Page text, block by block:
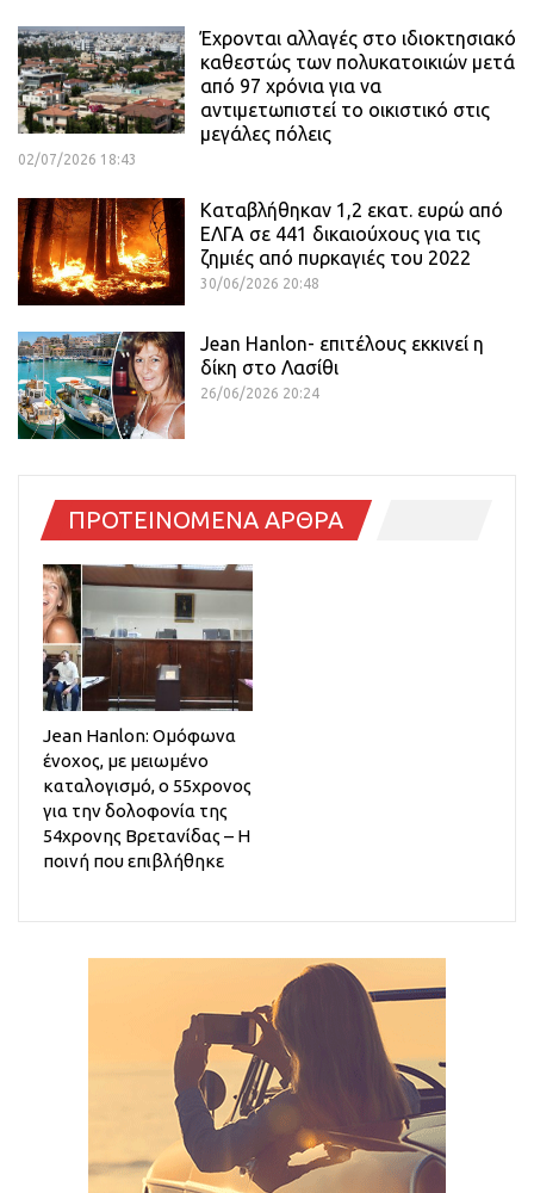
Έχρονται αλλαγές στο ιδιοκτησιακό
καθεστώς των πολυκατοικιών μετά
από 97 χρόνια για να
αντιμετωπιστεί το οικιστικό στις
μεγάλες πόλεις
02/07/2026 18:43
Καταβλήθηκαν 1,2 εκατ. ευρώ από
ΕΛΓΑ σε 441 δικαιούχους για τις
ζημιές από πυρκαγιές του 2022
30/06/2026 20:48
Jean Hanlon- επιτέλους εκκινεί η
δίκη στο Λασίθι
26/06/2026 20:24
ΠΡΟΤΕΙΝΟΜΕΝΑ ΑΡΘΡΑ
Jean Hanlon: Ομόφωνα
ένοχος, με μειωμένο
καταλογισμό, ο 55χρονος
για την δολοφονία της
54χρονης Βρετανίδας – Η
ποινή που επιβλήθηκε